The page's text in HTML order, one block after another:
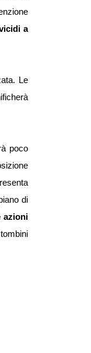
a
Le
date potranno subire variazioni in funzione delle condizioni meteorologiche. Il servizio di disinfestazione bonificherà
poco
di
azioni